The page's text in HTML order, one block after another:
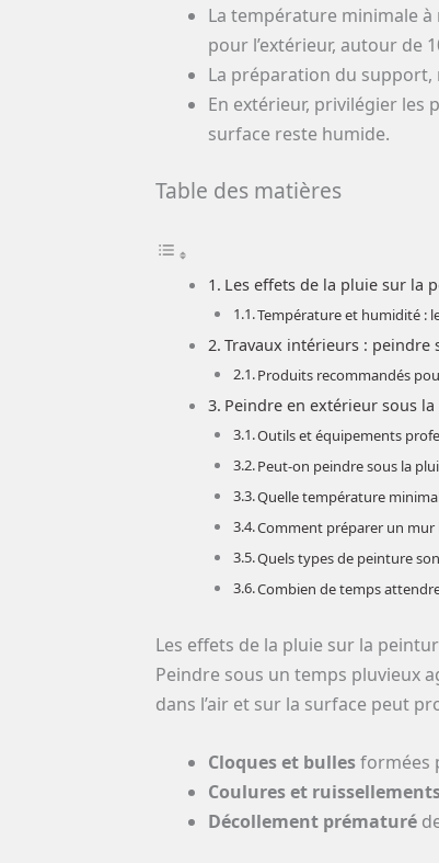
La température minimale
pour l’extérieur, autour de
La préparation du
En extérieur, privilégier les
surface reste humide.
Table des matières
Les effets de la pluie sur la
Température et humidité :
Travaux intérieurs : peindre
Produits recommandés
Peindre en extérieur sous
Outils et équipements
Peut-on peindre sous la
Quelle température
Comment préparer un
Quels types de peinture
Combien de temps
Les effets de la pluie sur la
Peindre sous un temps pluvieux
dans l’air et sur la surface peut
Cloques et bullesformées
Coulures et
Décollement prématuré